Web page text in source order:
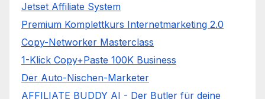
Jetset Affiliate System
Premium Komplettkurs Internetmarketing 2.0
Copy-Networker Masterclass
1-Klick Copy+Paste 100K Business
Der Auto-Nischen-Marketer
AFFILIATE BUDDY AI - Der Butler für deine